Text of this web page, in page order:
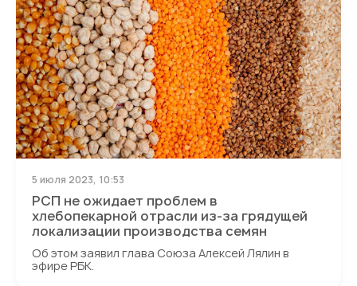
РСП не ожидает проблем в
хлебопекарной отрасли из-за грядущей
локализации производства семян
5 июля 2023, 10:53
Об этом заявил глава Союза Алексей Лялин в
эфире РБК.